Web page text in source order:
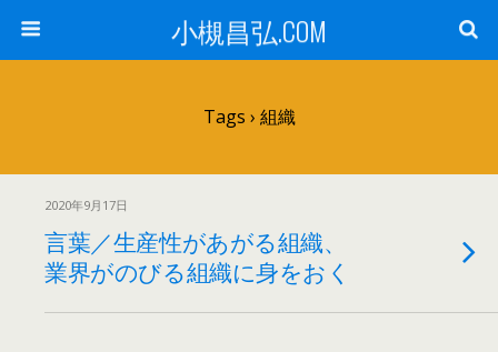
小槻昌弘.COM
Tags › 組織
2020年9月17日
言葉／生産性があがる組織、
業界がのびる組織に身をおく